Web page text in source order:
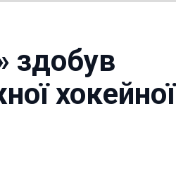
здобув
хокейної